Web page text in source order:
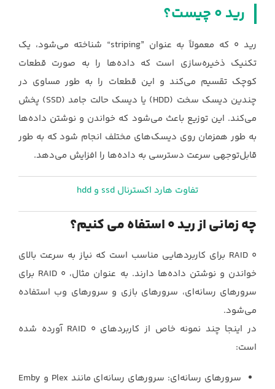
رید 0 چیست؟
رید 0 که معمولاً به عنوان‎ “striping” ‎شناخته می‌شود، یک
تکنیک ذخیره‌سازی است که داده‌ها را ‏به صورت قطعات
کوچک تقسیم می‌کند و این قطعات را به طور مساوی در
چندین دیسک سخت‎ ‎‎(HDD) ‎یا دیسک حالت جامد‎ (SSD) ‎پخش
می‌کند. این توزیع باعث می‌شود که خواندن و نوشتن ‏داده‌ها
به طور همزمان روی دیسک‌های مختلف انجام شود که به طور
قابل‌توجهی سرعت دسترسی به ‏داده‌ها را افزایش می‌دهد. ‎
تفاوت هارد اکسترنال ssd و hdd
چه زمانی از رید 0 استفاه می کنیم؟
RAID 0‎‏ برای کاربردهایی مناسب است که نیاز به سرعت بالای
خواندن و نوشتن داده‌ها دارند. به عنوان ‏مثال، ‏RAID 0‎‏ برای
سرورهای رسانه‌ای، سرورهای بازی و سرورهای وب استفاده
می‌شود.‏
در اینجا چند نمونه خاص از کاربردهای ‏RAID 0‎‏ آورده شده
است:‏